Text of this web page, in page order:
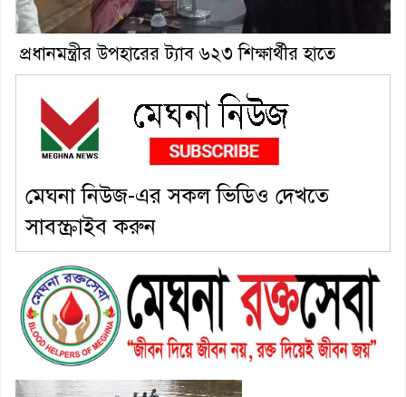
প্রধানমন্ত্রীর উপহারের ট্যাব ৬২৩ শিক্ষার্থীর হাতে
মেঘনা নিউজ-এর সকল ভিডিও দেখতে
সাবস্ক্রাইব করুন